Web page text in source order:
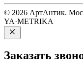
© 2026 АртАнтик.
YA·METRIKA
Заказать